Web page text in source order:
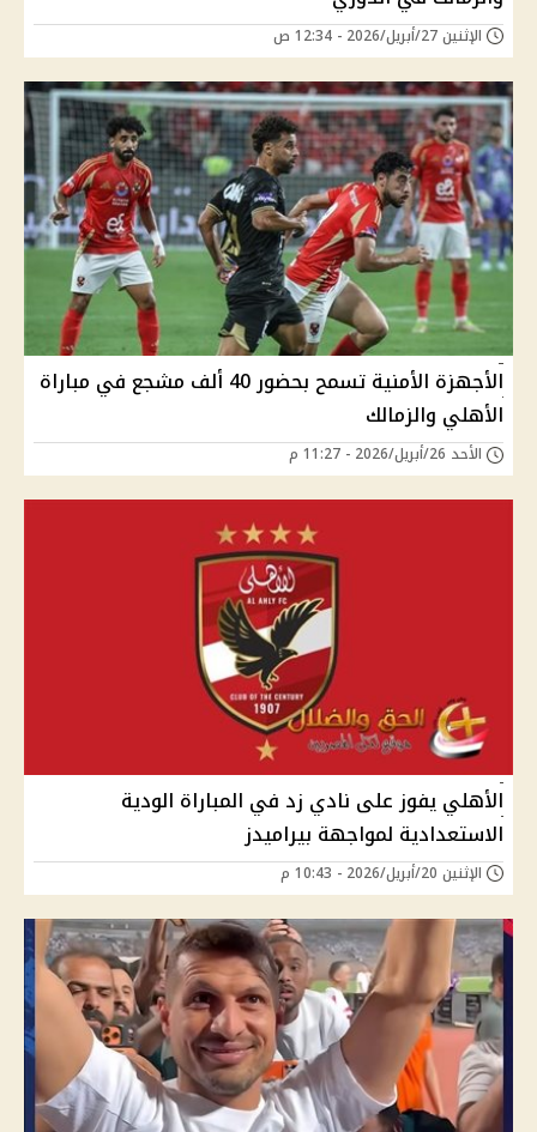
الإثنين 27/أبريل/2026 - 12:34 ص
الأجهزة الأمنية تسمح بحضور 40 ألف مشجع في مباراة
الأهلي والزمالك
الأحد 26/أبريل/2026 - 11:27 م
الأهلي يفوز على نادي زد في المباراة الودية
الاستعدادية لمواجهة بيراميدز
الإثنين 20/أبريل/2026 - 10:43 م